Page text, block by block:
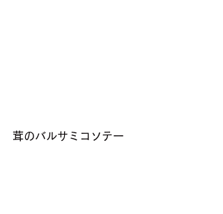
茸のバルサミコソテー